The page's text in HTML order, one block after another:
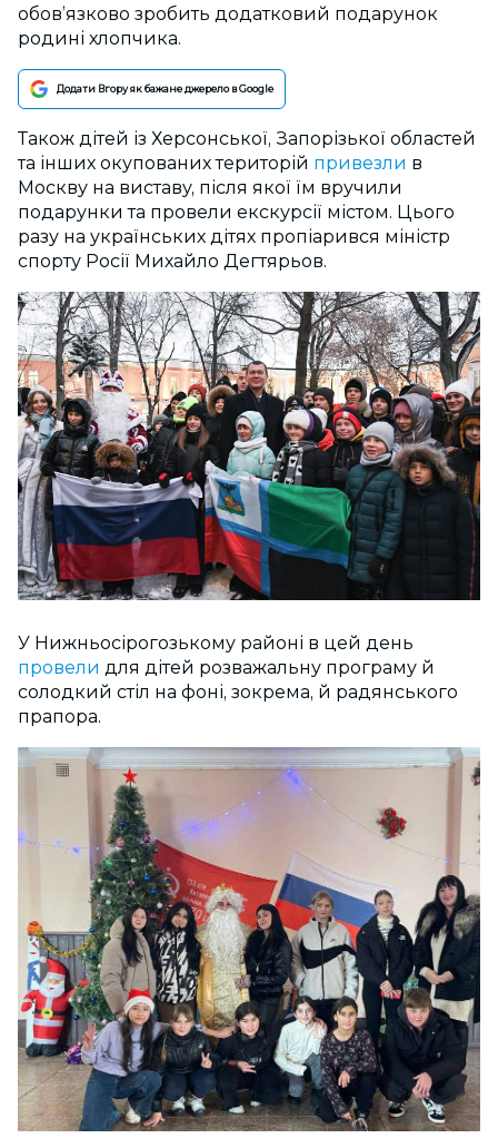
обовʼязково зробить додатковий подарунок
родині хлопчика.
Додати Вгору як бажане джерело в Google
Також дітей із Херсонської, Запорізької областей
та інших окупованих територій привезли в
Москву на виставу, після якої їм вручили
подарунки та провели екскурсії містом. Цього
разу на українських дітях пропіарився міністр
спорту Росії Михайло Дегтярьов.
У Нижньосірогозькому районі в цей день
провели для дітей розважальну програму й
солодкий стіл на фоні, зокрема, й радянського
прапора.